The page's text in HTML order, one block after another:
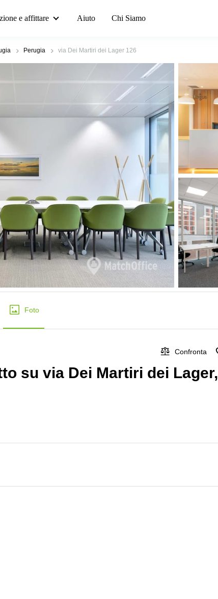
e affittare Aiuto Chi Siamo
Perugia via Dei Martiri dei Lager 126
Foto
Confronta
su via Dei Martiri dei Lager,